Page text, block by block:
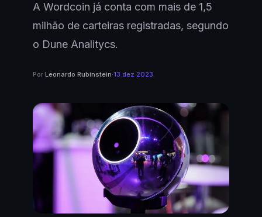
A Wordcoin já conta com mais de 1,5
milhão de carteiras registradas, segundo
o Dune Analitycs.
Por Leonardo Rubinstein·13 dez 2023